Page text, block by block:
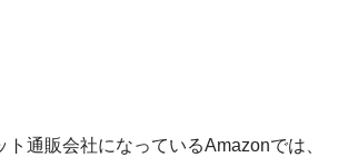
通販会社になっているAmazonでは、